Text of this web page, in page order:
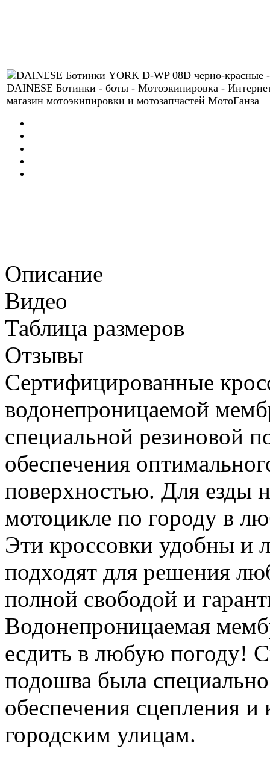
Описание
Видео
Таблица размеров
Отзывы
Сертифицированные
водонепроницаемой
специальной резиновой
обеспечения
поверхностью. Для езды
мотоцикле по городу в
Эти кроссовки удобны и
подходят для решения
полной свободой и
Водонепроницаемая
есдить в любую погоду!
подошва была специально
обеспечения сцепления
городским улицам.